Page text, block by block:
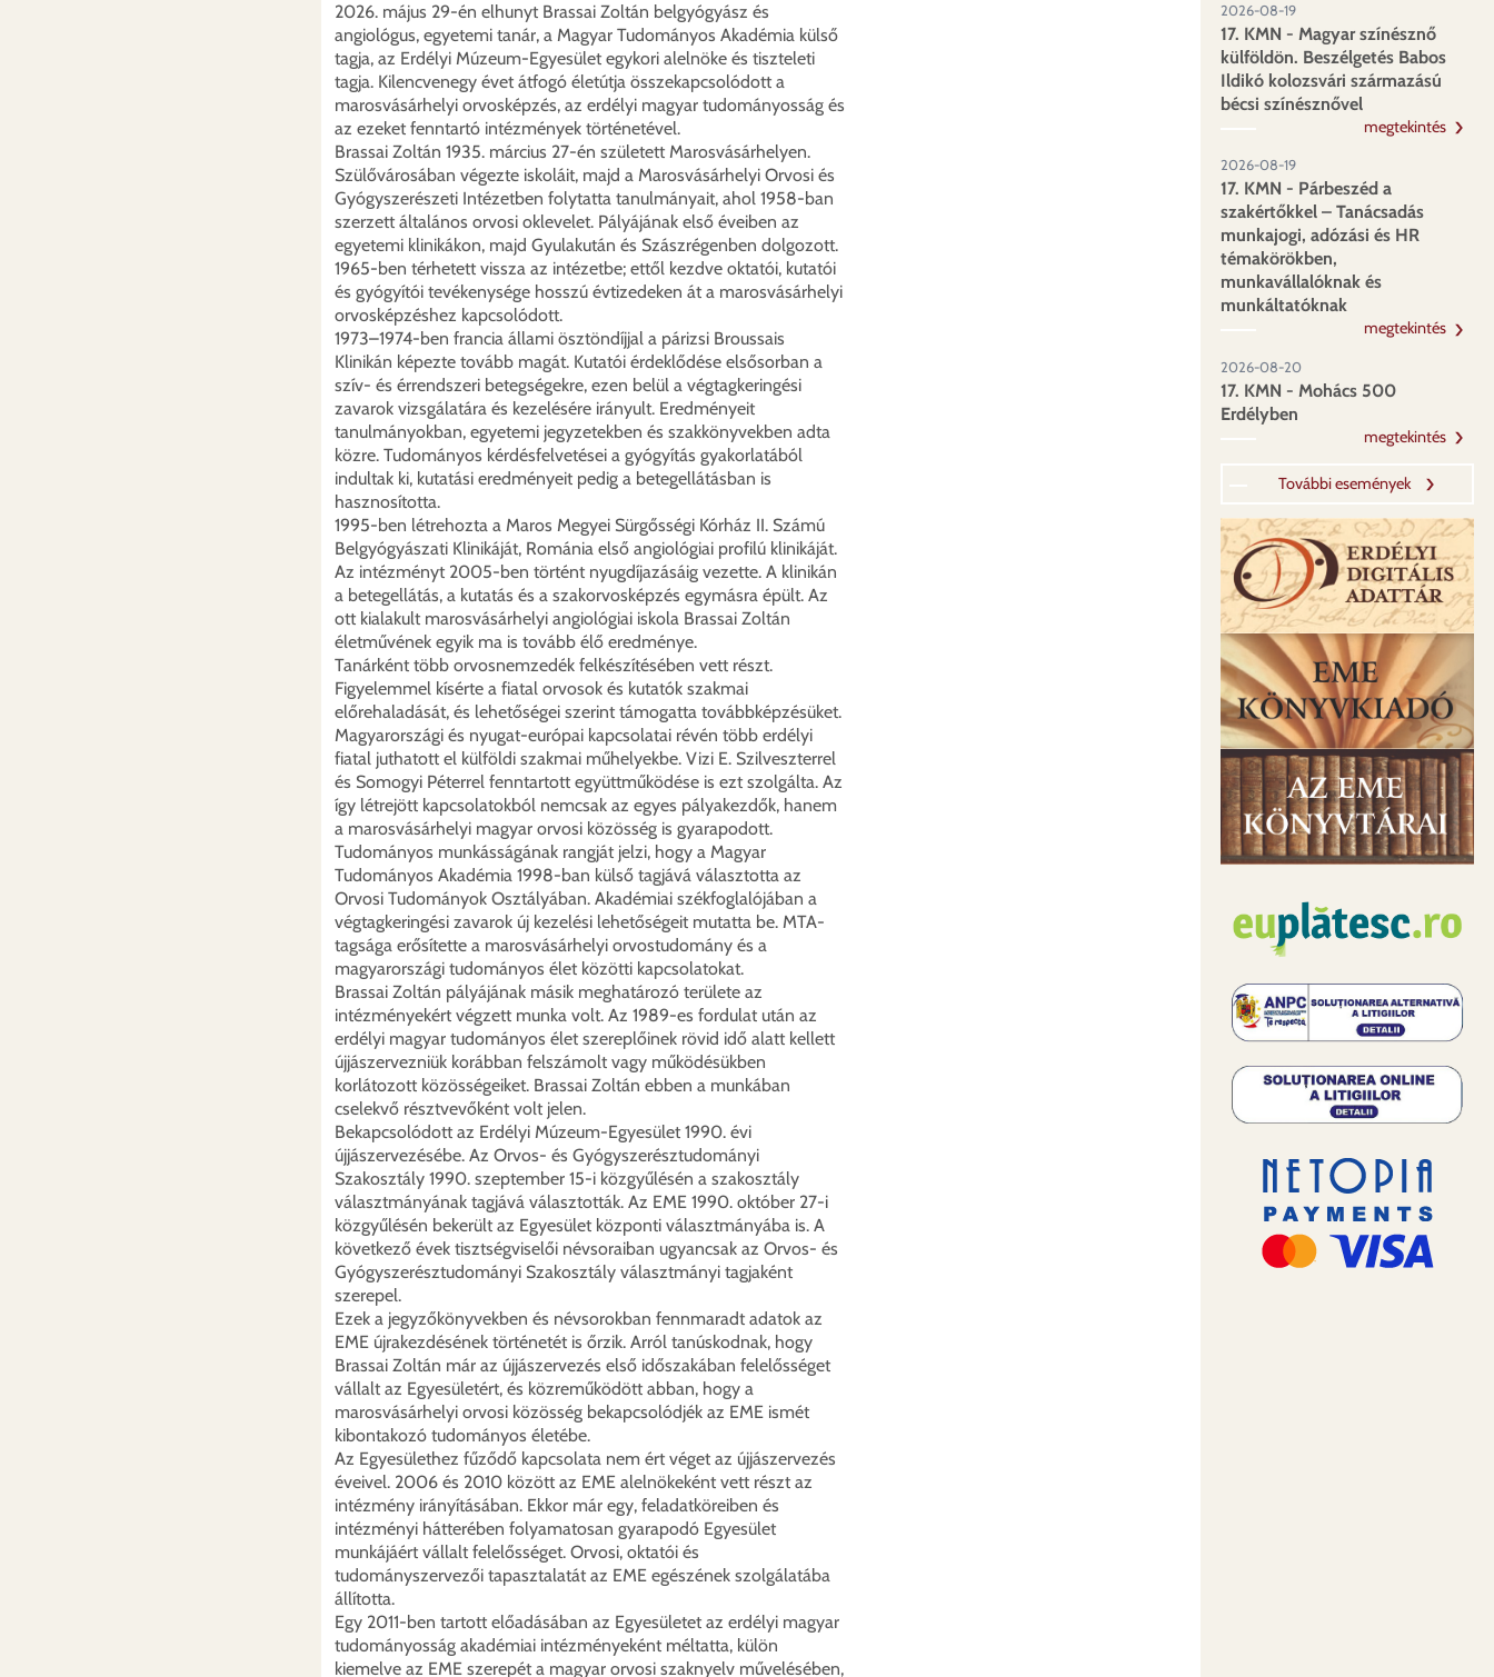
2026. május 29-én elhunyt Brassai Zoltán belgyógyász és
angiológus, egyetemi tanár, a Magyar Tudományos Akadémia külső
tagja, az Erdélyi Múzeum-Egyesület egykori alelnöke és tiszteleti
tagja. Kilencvenegy évet átfogó életútja összekapcsolódott a
marosvásárhelyi orvosképzés, az erdélyi magyar tudományosság és
az ezeket fenntartó intézmények történetével.
Brassai Zoltán 1935. március 27-én született Marosvásárhelyen.
Szülővárosában végezte iskoláit, majd a Marosvásárhelyi Orvosi és
Gyógyszerészeti Intézetben folytatta tanulmányait, ahol 1958-ban
szerzett általános orvosi oklevelet. Pályájának első éveiben az
egyetemi klinikákon, majd Gyulakután és Szászrégenben dolgozott.
1965-ben térhetett vissza az intézetbe; ettől kezdve oktatói, kutatói
és gyógyítói tevékenysége hosszú évtizedeken át a marosvásárhelyi
orvosképzéshez kapcsolódott.
1973–1974-ben francia állami ösztöndíjjal a párizsi Broussais
Klinikán képezte tovább magát. Kutatói érdeklődése elsősorban a
szív- és érrendszeri betegségekre, ezen belül a végtagkeringési
zavarok vizsgálatára és kezelésére irányult. Eredményeit
tanulmányokban, egyetemi jegyzetekben és szakkönyvekben adta
közre. Tudományos kérdésfelvetései a gyógyítás gyakorlatából
indultak ki, kutatási eredményeit pedig a betegellátásban is
hasznosította.
1995-ben létrehozta a Maros Megyei Sürgősségi Kórház II. Számú
Belgyógyászati Klinikáját, Románia első angiológiai profilú klinikáját.
Az intézményt 2005-ben történt nyugdíjazásáig vezette. A klinikán
a betegellátás, a kutatás és a szakorvosképzés egymásra épült. Az
ott kialakult marosvásárhelyi angiológiai iskola Brassai Zoltán
életművének egyik ma is tovább élő eredménye.
Tanárként több orvosnemzedék felkészítésében vett részt.
Figyelemmel kísérte a fiatal orvosok és kutatók szakmai
előrehaladását, és lehetőségei szerint támogatta továbbképzésüket.
Magyarországi és nyugat-európai kapcsolatai révén több erdélyi
fiatal juthatott el külföldi szakmai műhelyekbe. Vizi E. Szilveszterrel
és Somogyi Péterrel fenntartott együttműködése is ezt szolgálta. Az
így létrejött kapcsolatokból nemcsak az egyes pályakezdők, hanem
a marosvásárhelyi magyar orvosi közösség is gyarapodott.
Tudományos munkásságának rangját jelzi, hogy a Magyar
Tudományos Akadémia 1998-ban külső tagjává választotta az
Orvosi Tudományok Osztályában. Akadémiai székfoglalójában a
végtagkeringési zavarok új kezelési lehetőségeit mutatta be. MTA-
tagsága erősítette a marosvásárhelyi orvostudomány és a
magyarországi tudományos élet közötti kapcsolatokat.
Brassai Zoltán pályájának másik meghatározó területe az
intézményekért végzett munka volt. Az 1989-es fordulat után az
erdélyi magyar tudományos élet szereplőinek rövid idő alatt kellett
újjászervezniük korábban felszámolt vagy működésükben
korlátozott közösségeiket. Brassai Zoltán ebben a munkában
cselekvő résztvevőként volt jelen.
Bekapcsolódott az Erdélyi Múzeum-Egyesület 1990. évi
újjászervezésébe. Az Orvos- és Gyógyszerésztudományi
Szakosztály 1990. szeptember 15-i közgyűlésén a szakosztály
választmányának tagjává választották. Az EME 1990. október 27-i
közgyűlésén bekerült az Egyesület központi választmányába is. A
következő évek tisztségviselői névsoraiban ugyancsak az Orvos- és
Gyógyszerésztudományi Szakosztály választmányi tagjaként
szerepel.
Ezek a jegyzőkönyvekben és névsorokban fennmaradt adatok az
EME újrakezdésének történetét is őrzik. Arról tanúskodnak, hogy
Brassai Zoltán már az újjászervezés első időszakában felelősséget
vállalt az Egyesületért, és közreműködött abban, hogy a
marosvásárhelyi orvosi közösség bekapcsolódjék az EME ismét
kibontakozó tudományos életébe.
Az Egyesülethez fűződő kapcsolata nem ért véget az újjászervezés
éveivel. 2006 és 2010 között az EME alelnökeként vett részt az
intézmény irányításában. Ekkor már egy, feladatköreiben és
intézményi hátterében folyamatosan gyarapodó Egyesület
munkájáért vállalt felelősséget. Orvosi, oktatói és
tudományszervezői tapasztalatát az EME egészének szolgálatába
állította.
Egy 2011-ben tartott előadásában az Egyesületet az erdélyi magyar
tudományosság akadémiai intézményeként méltatta, külön
kiemelve az EME szerepét a magyar orvosi szaknyelv művelésében,
2026-08-19
17. KMN - Magyar színésznő
külföldön. Beszélgetés Babos
Ildikó kolozsvári származású
bécsi színésznővel
megtekintés
2026-08-19
17. KMN - Párbeszéd a
szakértőkkel – Tanácsadás
munkajogi, adózási és HR
témakörökben,
munkavállalóknak és
munkáltatóknak
megtekintés
2026-08-20
17. KMN - Mohács 500
Erdélyben
megtekintés
További események